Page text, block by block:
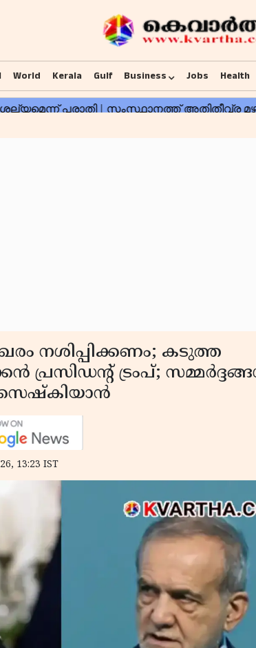
World Kerala Gulf Business Jobs Health
നശിപ്പിക്കണം; കടുത്ത
പ്രസിഡന്റ് ട്രംപ്;
13:23 IST